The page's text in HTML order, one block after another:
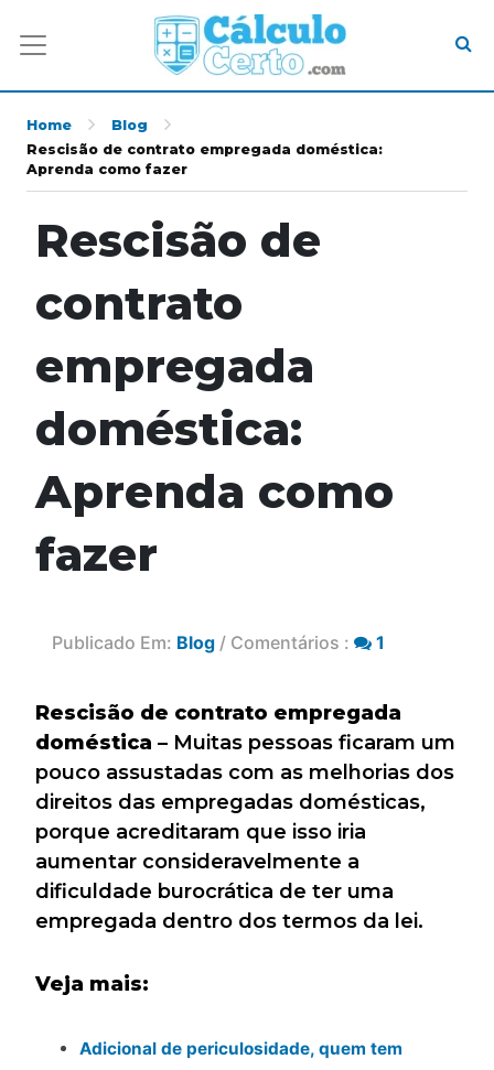
Home
Blog
Rescisão de contrato empregada doméstica:
Aprenda como fazer
Rescisão de
contrato
empregada
doméstica:
Aprenda como
fazer
Publicado Em: Blog / Comentários : 1
Rescisão de contrato empregada
doméstica – Muitas pessoas ficaram um
pouco assustadas com as melhorias dos
direitos das empregadas domésticas,
porque acreditaram que isso iria
aumentar consideravelmente a
dificuldade burocrática de ter uma
empregada dentro dos termos da lei.
Veja mais:
Adicional de periculosidade, quem tem